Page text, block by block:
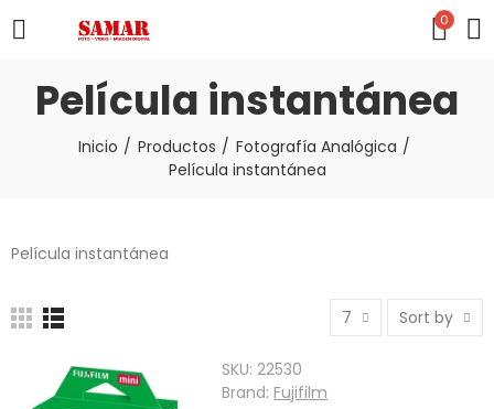
0
Película instantánea
Inicio Productos
Fotografía Analógica
Película instantánea
Película instantánea
7 Sort by
SKU:22530
Brand:Fujifilm